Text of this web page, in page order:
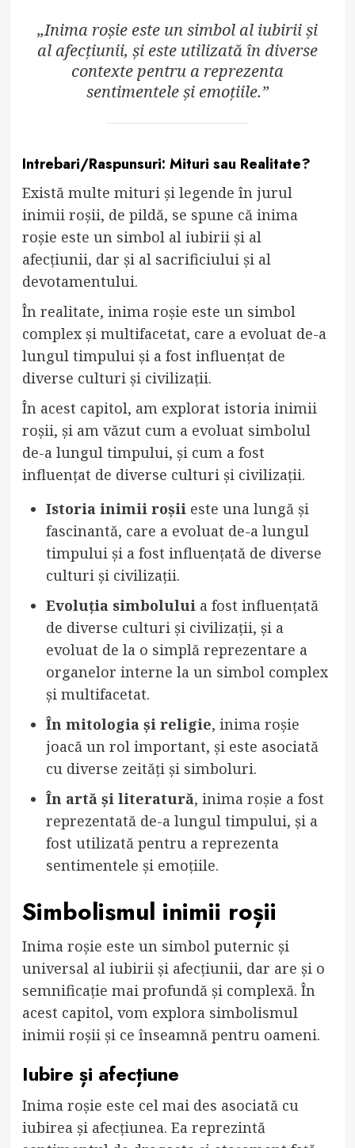
„Inima roșie este un simbol al iubirii și
al afecțiunii, și este utilizată în diverse
contexte pentru a reprezenta
sentimentele și emoțiile.”
Intrebari/Raspunsuri: Mituri sau Realitate?
Există multe mituri și legende în jurul
inimii roșii, de pildă, se spune că inima
roșie este un simbol al iubirii și al
afecțiunii, dar și al sacrificiului și al
devotamentului.
În realitate, inima roșie este un simbol
complex și multifacetat, care a evoluat de-a
lungul timpului și a fost influențat de
diverse culturi și civilizații.
În acest capitol, am explorat istoria inimii
roșii, și am văzut cum a evoluat simbolul
de-a lungul timpului, și cum a fost
influențat de diverse culturi și civilizații.
Istoria inimii roșii este una lungă și
fascinantă, care a evoluat de-a lungul
timpului și a fost influențată de diverse
culturi și civilizații.
Evoluția simbolului a fost influențată
de diverse culturi și civilizații, și a
evoluat de la o simplă reprezentare a
organelor interne la un simbol complex
și multifacetat.
În mitologia și religie, inima roșie
joacă un rol important, și este asociată
cu diverse zeități și simboluri.
În artă și literatură, inima roșie a fost
reprezentată de-a lungul timpului, și a
fost utilizată pentru a reprezenta
sentimentele și emoțiile.
Simbolismul inimii roșii
Inima roșie este un simbol puternic și
universal al iubirii și afecțiunii, dar are și o
semnificație mai profundă și complexă. În
acest capitol, vom explora simbolismul
inimii roșii și ce înseamnă pentru oameni.
Iubire și afecțiune
Inima roșie este cel mai des asociată cu
iubirea și afecțiunea. Ea reprezintă